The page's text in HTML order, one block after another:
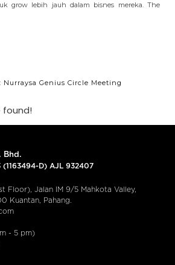
grow lebih jauh dalam bisnes mereka. The
Nurraysa Genius Circle Meeting
Bhd.
(1163494-D) AJL 932407
Floor), Jalan IM 9/5 Mahkota Valley,
Kuantan, Pahang.
- 5 pm)